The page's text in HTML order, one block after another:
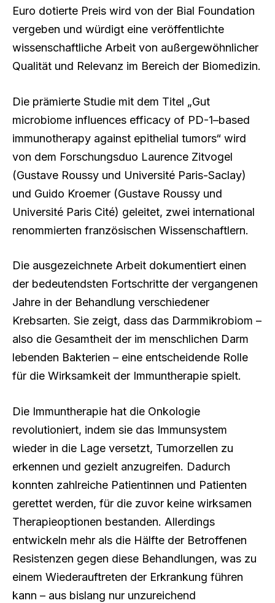
Euro dotierte Preis wird von der Bial Foundation
vergeben und würdigt eine veröffentlichte
wissenschaftliche Arbeit von außergewöhnlicher
Qualität und Relevanz im Bereich der Biomedizin.
Die prämierte Studie mit dem Titel „Gut
microbiome influences efficacy of PD-1–based
immunotherapy against epithelial tumors“ wird
von dem Forschungsduo Laurence Zitvogel
(Gustave Roussy und Université Paris-Saclay)
und Guido Kroemer (Gustave Roussy und
Université Paris Cité) geleitet, zwei international
renommierten französischen Wissenschaftlern.
Die ausgezeichnete Arbeit dokumentiert einen
der bedeutendsten Fortschritte der vergangenen
Jahre in der Behandlung verschiedener
Krebsarten. Sie zeigt, dass das Darmmikrobiom –
also die Gesamtheit der im menschlichen Darm
lebenden Bakterien – eine entscheidende Rolle
für die Wirksamkeit der Immuntherapie spielt.
Die Immuntherapie hat die Onkologie
revolutioniert, indem sie das Immunsystem
wieder in die Lage versetzt, Tumorzellen zu
erkennen und gezielt anzugreifen. Dadurch
konnten zahlreiche Patientinnen und Patienten
gerettet werden, für die zuvor keine wirksamen
Therapieoptionen bestanden. Allerdings
entwickeln mehr als die Hälfte der Betroffenen
Resistenzen gegen diese Behandlungen, was zu
einem Wiederauftreten der Erkrankung führen
kann – aus bislang nur unzureichend